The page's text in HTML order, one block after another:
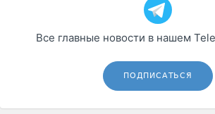
Все главные новости в нашем
ПОДПИСАТЬСЯ